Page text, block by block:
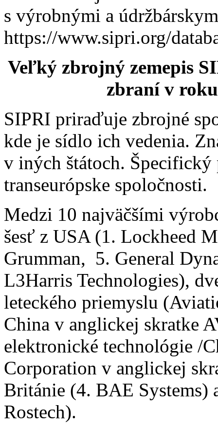
s výrobnými a
https://www.sipri.org/
Veľký zbrojný zemepis
zbraní v
SIPRI priraďuje zbrojné
kde je sídlo ich vedenia.
v iných štátoch.
transeurópske spoločnosti.
Medzi 10 najväčšími
šesť z USA (1. Lockheed
Grumman, 5. General
L3Harris Technologies),
leteckého priemyslu
China v anglickej skratke
elektronické technológie /
Corporation v anglickej
Británie (4. BAE Systems)
Rostech).